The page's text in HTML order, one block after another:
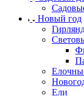
Новый год
Ели